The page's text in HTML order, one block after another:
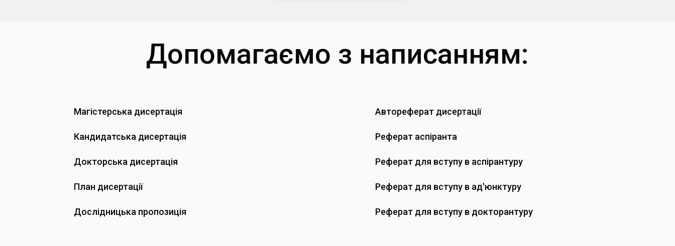
Допомагаємо з написанням:
Магістерська дисертація
Кандидатська дисертація
Докторська дисертація
План дисертації
Дослідницька пропозиція
Автореферат дисертації
Реферат аспіранта
Реферат для вступу в аспірантуру
Реферат для вступу в ад'юнктуру
Реферат для вступу в докторантуру